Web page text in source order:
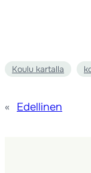
Koulu kartalla
« Edellinen